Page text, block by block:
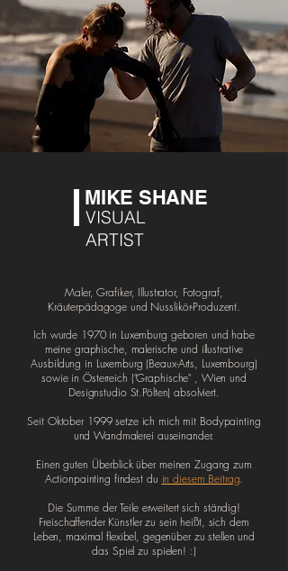
MIKE SHANE
VISUAL
ARTIST
Maler, Grafiker, Illustrator, Fotograf,
Kräuterpädagoge und Nusslikör-Produzent.
Ich wurde 1970 in Luxemburg geboren und habe
meine graphische, malerische und illustrative
Ausbildung in Luxemburg (Beaux-Arts, Luxembourg)
sowie in Österreich ("Graphische" , Wien und
Designstudio St.Pölten) absolviert.
Seit Oktober 1999 setze ich mich mit Bodypainting
und Wandmalerei auseinander.
Einen guten Überblick über meinen Zugang zum
Actionpainting findest du in diesem Beitrag.
Die Summe der Teile erweitert sich ständig!
Freischaffender Künstler zu sein heißt, sich dem
Leben, maximal flexibel, gegenüber zu stellen und
das Spiel zu spielen! :)